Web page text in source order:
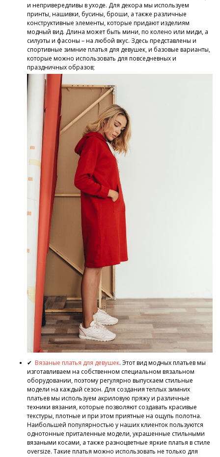
и непривередливы в уходе. Для декора мы используем
принты, нашивки, бусины, броши, а также различные
конструктивные элементы, которые придают изделиям
модный вид. Длина может быть мини, по колено или миди, а
силуэты и фасоны – на любой вкус. Здесь представлены и
спортивные зимние платья для девушек, и базовые варианты,
которые можно использовать для повседневных и
праздничных образов;
✔ Вязаные платья для девушек. Этот вид модных платьев мы
изготавливаем на собственном специальном вязальном
оборудовании, поэтому регулярно выпускаем стильные
модели на каждый сезон. Для создания теплых зимних
платьев мы используем акриловую пряжу и различные
техники вязания, которые позволяют создавать красивые
текстуры, плотные и при этом приятные на ощупь полотна.
Наибольшей популярностью у наших клиенток пользуются
однотонные приталенные модели, украшенные стильными
вязаными косами, а также разноцветные яркие платья в стиле
oversize. Такие платья можно использовать не только для